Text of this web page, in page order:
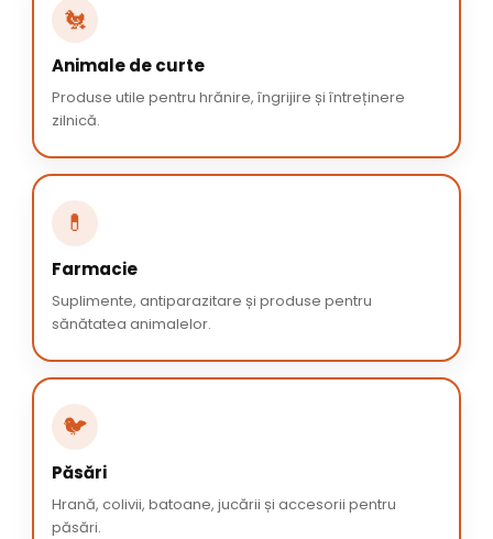
🐔
Animale de curte
Produse utile pentru hrănire, îngrijire și întreținere
zilnică.
💊
Farmacie
Suplimente, antiparazitare și produse pentru
sănătatea animalelor.
🐦
Păsări
Hrană, colivii, batoane, jucării și accesorii pentru
păsări.